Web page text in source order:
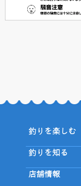
釣りを楽しむ
釣りを知る
店舗情報